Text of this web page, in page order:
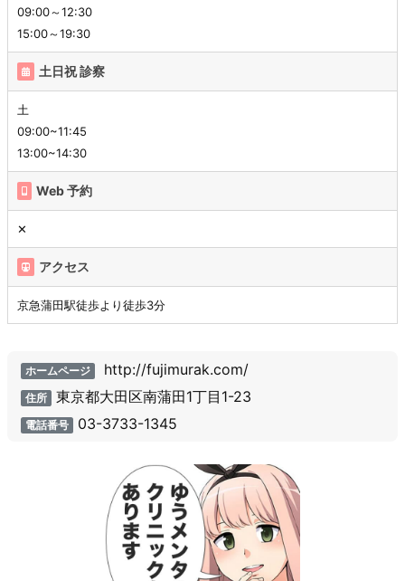
09:00～12:30
15:00～19:30
土日祝 診察
土
09:00~11:45
13:00~14:30
Web 予約
✕
アクセス
京急蒲田駅徒歩より徒歩3分
ホームページ http://fujimurak.com/
住所 東京都大田区南蒲田1丁目1-23
電話番号 03-3733-1345